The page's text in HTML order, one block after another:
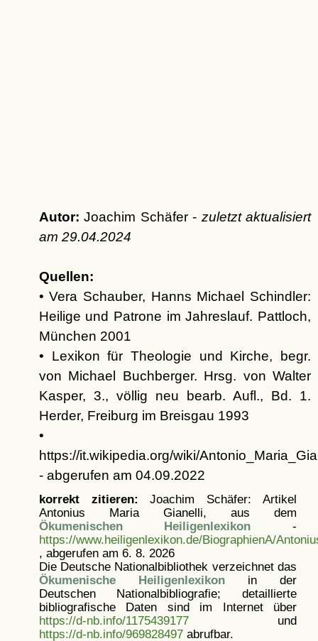
Autor: Joachim Schäfer - zuletzt aktualisiert
am 29.04.2024
Quellen:
• Vera Schauber, Hanns Michael Schindler:
Heilige und Patrone im Jahreslauf. Pattloch,
München 2001
• Lexikon für Theologie und Kirche, begr.
von Michael Buchberger. Hrsg. von Walter
Kasper, 3., völlig neu bearb. Aufl., Bd. 1.
Herder, Freiburg im Breisgau 1993
•
https://it.wikipedia.org/wiki/
- abgerufen am 04.09.2022
korrekt zitieren: Joachim Schäfer: Artikel
Antonius Maria Gianelli, aus dem
Ökumenischen Heiligenlexikon -
https://www.heiligenlexikon.de/BiographienA/
, abgerufen am 6. 8. 2026
Die Deutsche Nationalbibliothek verzeichnet das
Ökumenische Heiligenlexikonin der
Deutschen Nationalbibliografie; detaillierte
bibliografische Daten sind im Internet über
https://d-nb.info/1175439177und
https://d-nb.info/969828497abrufbar.